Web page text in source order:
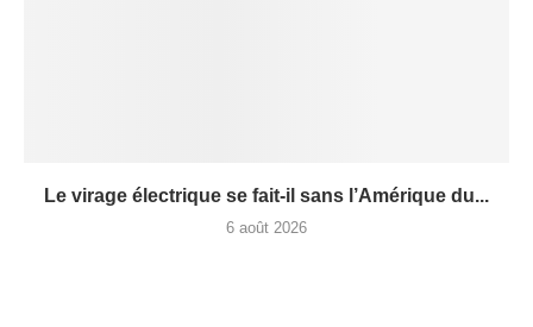
Le virage électrique se fait-il sans l’Amérique du...
6 août 2026